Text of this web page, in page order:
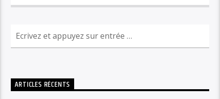
ARTICLES RÉCENTS